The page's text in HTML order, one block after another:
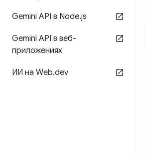
Gemini API в Node.js
Gemini API в веб-
приложениях
ИИ на Web.dev